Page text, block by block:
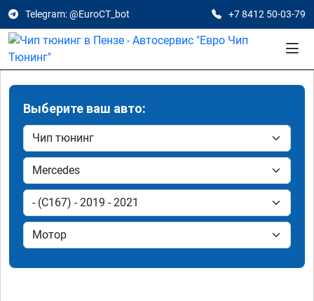
Telegram: @EuroCT_bot +7 8412 50-03-79
Выберите ваш авто: